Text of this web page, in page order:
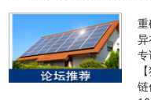
重
异
专
链